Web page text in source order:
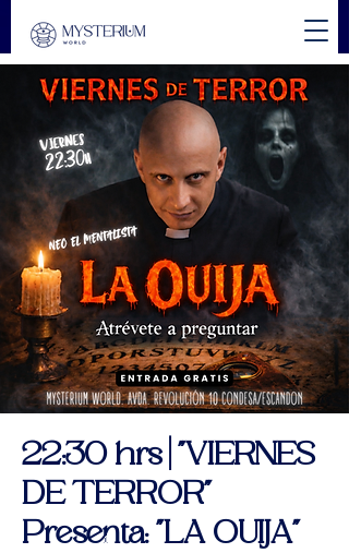
22:30 hrs | "VIERNES
DE TERROR"
Presenta: "LA OUIJA"